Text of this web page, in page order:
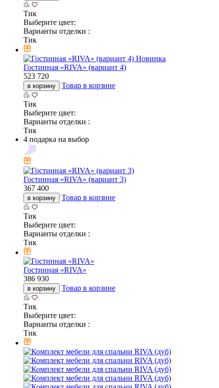
Тик
Выберите цвет:
Варианты отделки :
Тик
Новинка
Гостинная «RIVA» (вариант 4)
523 720
в корзину Товар в корзине
Тик
Выберите цвет:
Варианты отделки :
Тик
4 подарка на выбор
Гостинная «RIVA» (вариант 3)
367 400
в корзину Товар в корзине
Тик
Выберите цвет:
Варианты отделки :
Тик
Гостинная «RIVA»
386 930
в корзину Товар в корзине
Тик
Выберите цвет:
Варианты отделки :
Тик